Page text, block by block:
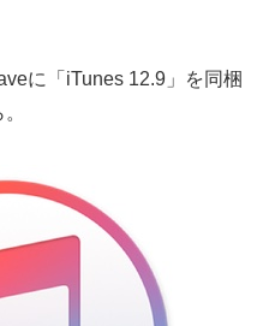
に「iTunes 12.9」を同梱